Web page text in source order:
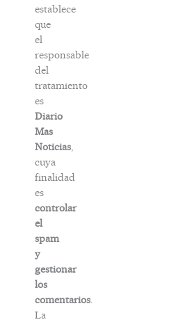
establece
que
el
responsable
del
tratamiento
es
Diario
Mas
Noticias,
cuya
finalidad
es
controlar
el
spam
y
gestionar
los
comentarios.
La